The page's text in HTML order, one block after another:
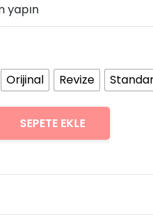
Orijinal Revize
SEPETE EKLE